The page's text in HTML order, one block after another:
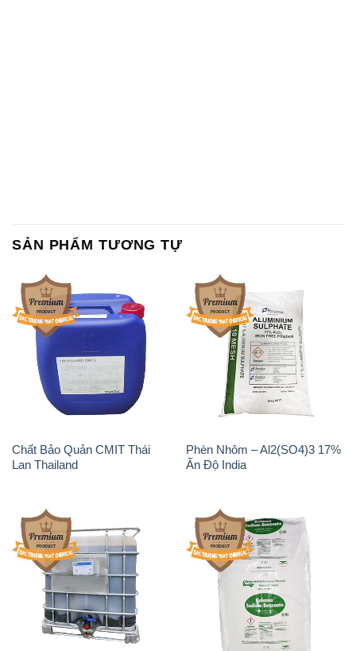
Chất Bảo Quản CMIT Thái
Lan Thailand
Phèn Nhôm – Al2(SO4)3 17%
Ấn Độ India
Chất tạo bọt Las P Tico Tank
IBC Bồn Việt Nam
Sodium Benzoate – Mốc Bột
Kalama Food Grade Mỹ Usa